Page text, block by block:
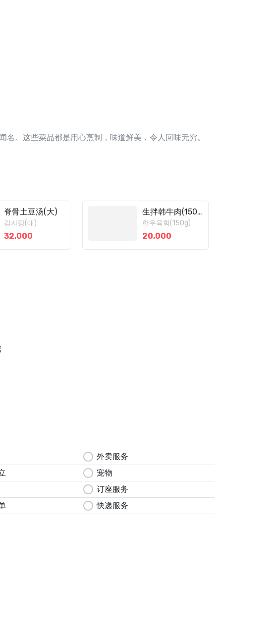
。这些菜品都是用心烹制，味道鲜美，令人回味无穷。
脊骨土豆汤(大)
감자탕(대)
32,000
生拌韩牛肉(150g)
한우육회(150g)
20,000
外卖服务
circle
宠物
circle
订座服务
circle
快递服务
circle